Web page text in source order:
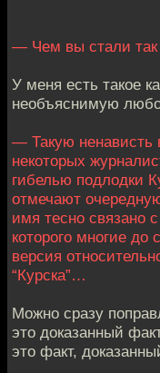
— Чем вы стали так
У меня есть такое
необъяснимую
— Такую ненависть
некоторых
гибелью подлодки
отмечают
имя тесно связано
которого многие
версия
“Курска”…
Можно сразу
это доказанный
это факт,